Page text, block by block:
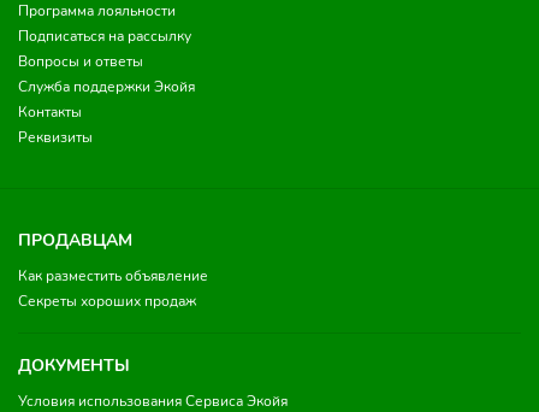
Программа лояльности
Подписаться на рассылку
Вопросы и ответы
Служба поддержки Экойя
Контакты
Реквизиты
ПРОДАВЦАМ
Как разместить объявление
Секреты хороших продаж
ДОКУМЕНТЫ
Условия использования Сервиса Экойя